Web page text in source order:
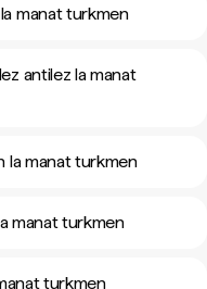
manat turkmen
antilez la manat
la manat turkmen
manat turkmen
turkmen